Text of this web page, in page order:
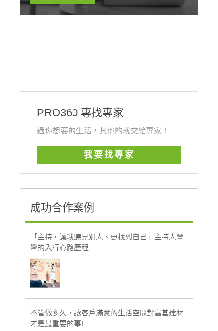
PRO360 專找專家
過你想要的生活，其他的就交給專家！
我要找專家
成功合作案例
「主持，讓我聽見別人、更找到自己」主持人彎
彎的入行心路歷程
不管做多久，讓客戶滿意的生活空間對富基建材
才是最重要的事!